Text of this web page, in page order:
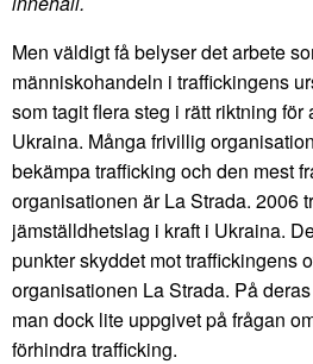
Men väldigt få belyser det arbete
människohandeln i traffickingens
som tagit flera steg i rätt riktning för
Ukraina. Många frivillig
bekämpa trafficking och den mest
organisationen är La Strada. 2006
jämställdhetslag i kraft i Ukraina.
punkter skyddet mot traffickingens
organisationen La Strada. På
man dock lite uppgivet på frågan
förhindra trafficking.